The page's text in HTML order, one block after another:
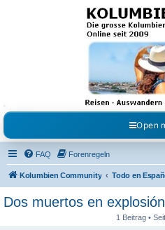
Kolumbienforum - Das
grosse Forum der
Freunde Kolumbiens
Reisen, Auswandern, Kultur, Politik,
Austausch, Erfahrungen und Gemeinschaft im
Open
FAQ Forenregeln
Kolumbien Community Todo en
Dos muertos en
1 Beitrag •